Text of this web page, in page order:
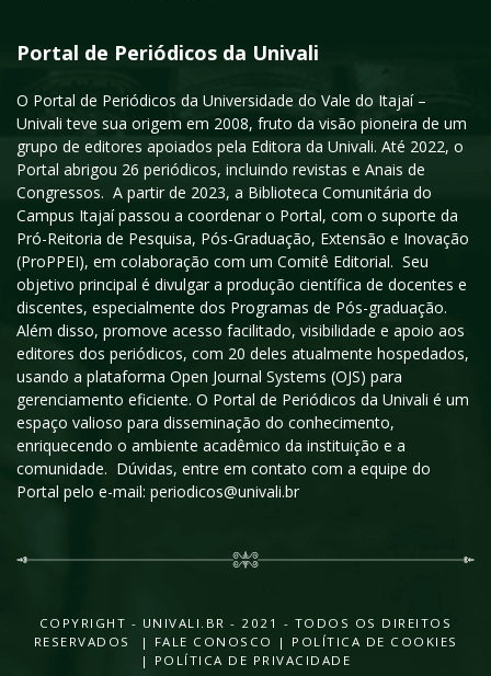
Portal de Periódicos da Univali
O Portal de Periódicos da Universidade do Vale do Itajaí –
Univali teve sua origem em 2008, fruto da visão pioneira de um
grupo de editores apoiados pela Editora da Univali. Até 2022, o
Portal abrigou 26 periódicos, incluindo revistas e Anais de
Congressos. A partir de 2023, a Biblioteca Comunitária do
Campus Itajaí passou a coordenar o Portal, com o suporte da
Pró-Reitoria de Pesquisa, Pós-Graduação, Extensão e Inovação
(ProPPEI), em colaboração com um Comitê Editorial. Seu
objetivo principal é divulgar a produção científica de docentes e
discentes, especialmente dos Programas de Pós-graduação.
Além disso, promove acesso facilitado, visibilidade e apoio aos
editores dos periódicos, com 20 deles atualmente hospedados,
usando a plataforma Open Journal Systems (OJS) para
gerenciamento eficiente. O Portal de Periódicos da Univali é um
espaço valioso para disseminação do conhecimento,
enriquecendo o ambiente acadêmico da instituição e a
comunidade. Dúvidas, entre em contato com a equipe do
Portal pelo e-mail: periodicos@univali.br
COPYRIGHT - UNIVALI.BR - 2021 - TODOS OS DIREITOS
RESERVADOS |
FALE CONOSCO | POLÍTICA DE COOKIES
| POLÍTICA DE PRIVACIDADE